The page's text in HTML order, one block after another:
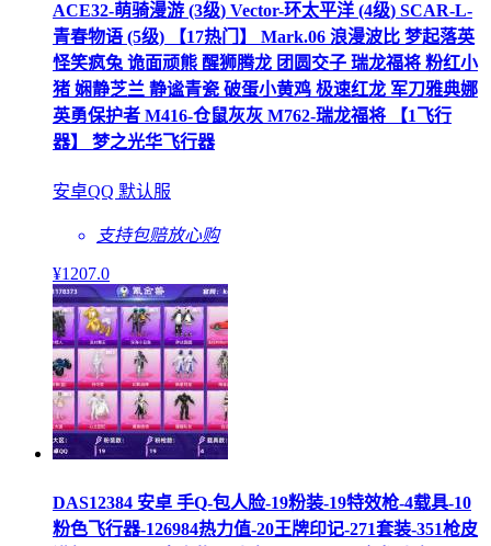
ACE32-萌骑漫游 (3级) Vector-环太平洋 (4级) SCAR-L-
青春物语 (5级) 【17热门】 Mark.06 浪漫波比 梦起落英
怪笑疯兔 诡面顽熊 醒狮腾龙 团圆交子 瑞龙福将 粉红小
猪 娴静芝兰 静谧青瓷 破蛋小黄鸡 极速红龙 军刀雅典娜
英勇保护者 M416-仓鼠灰灰 M762-瑞龙福将 【1飞行
器】 梦之光华飞行器
安卓QQ 默认服
支持包赔放心购
¥1207.0
DAS12384 安卓 手Q-包人脸-19粉装-19特效枪-4载具-10
粉色飞行器-126984热力值-20王牌印记-271套装-351枪皮